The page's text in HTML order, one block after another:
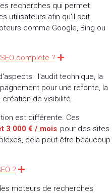
recherches qui permet
utilisateurs afin qu'il soit
comme Google, Bing ou
complète ? Expand
: l'audit technique, la
pour une refonte, la
de visibilité.
est différente. Ces
3 000 € / mois pour des sites
cela peut-être beaucoup
? Expand
moteurs de recherches